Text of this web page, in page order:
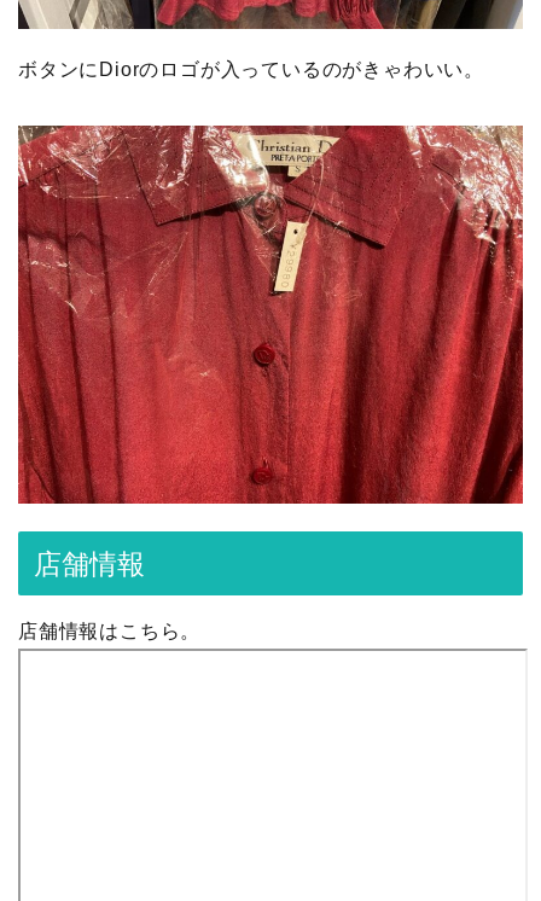
ボタンにDiorのロゴが入っているのがきゃわいい。
店舗情報
店舗情報はこちら。